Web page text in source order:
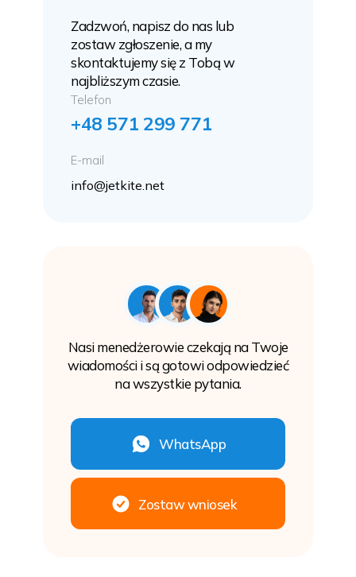
E-mail
Telefon
info@jetkite.net
+48 571 299 771
WhatsApp
Nasi menedżerowie czekają na Twoje
wiadomości i są gotowi odpowiedzieć
na wszystkie pytania.
Zostaw wniosek
Zadzwoń, napisz do nas lub
zostaw zgłoszenie, a my
skontaktujemy się z Tobą w
najbliższym czasie.